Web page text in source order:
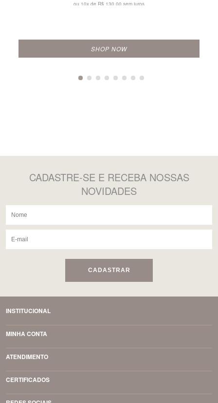
ou 10x de R$ 130,00 sem juros
SHOP NOW
CADASTRE-SE E RECEBA NOSSAS
NOVIDADES
CADASTRAR
INSTITUCIONAL
MINHA CONTA
ATENDIMENTO
CERTIFICADOS